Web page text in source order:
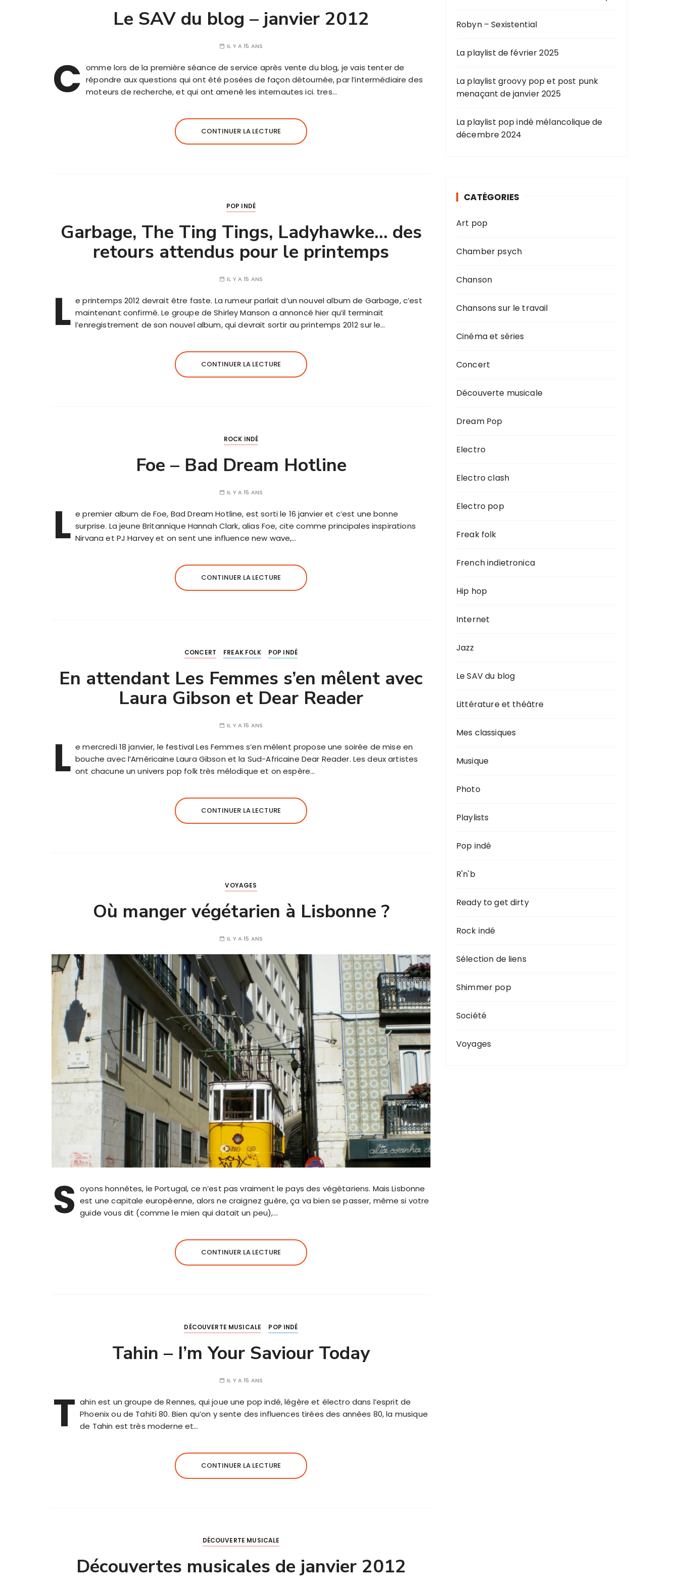
Le SAV du blog – janvier 2012
IL Y A 15 ANS
C omme lors de la première séance de service après vente du blog, je vais tenter de
répondre aux questions qui ont été posées de façon détournée, par l’intermédiaire des
moteurs de recherche, et qui ont amené les internautes ici. tres…
CONTINUER LA LECTURE
POP INDÉ
Garbage, The Ting Tings, Ladyhawke… des
retours attendus pour le printemps
IL Y A 15 ANS
L e printemps 2012 devrait être faste. La rumeur parlait d’un nouvel album de Garbage, c’est
maintenant confirmé. Le groupe de Shirley Manson a annoncé hier qu’il terminait
l’enregistrement de son nouvel album, qui devrait sortir au printemps 2012 sur le…
CONTINUER LA LECTURE
ROCK INDÉ
Foe – Bad Dream Hotline
IL Y A 15 ANS
L e premier album de Foe, Bad Dream Hotline, est sorti le 16 janvier et c’est une bonne
surprise. La jeune Britannique Hannah Clark, alias Foe, cite comme principales inspirations
Nirvana et PJ Harvey et on sent une influence new wave,…
CONTINUER LA LECTURE
CONCERT FREAK FOLK POP INDÉ
En attendant Les Femmes s’en mêlent avec
Laura Gibson et Dear Reader
IL Y A 15 ANS
L e mercredi 18 janvier, le festival Les Femmes s’en mêlent propose une soirée de mise en
bouche avec l’Américaine Laura Gibson et la Sud-Africaine Dear Reader. Les deux artistes
ont chacune un univers pop folk très mélodique et on espère…
CONTINUER LA LECTURE
VOYAGES
Où manger végétarien à Lisbonne ?
IL Y A 15 ANS
S oyons honnêtes, le Portugal, ce n’est pas vraiment le pays des végétariens. Mais Lisbonne
est une capitale européenne, alors ne craignez guère, ça va bien se passer, même si votre
guide vous dit (comme le mien qui datait un peu),…
CONTINUER LA LECTURE
DÉCOUVERTE MUSICALE POP INDÉ
Tahin – I’m Your Saviour Today
IL Y A 15 ANS
T ahin est un groupe de Rennes, qui joue une pop indé, légère et électro dans l’esprit de
Phoenix ou de Tahiti 80. Bien qu’on y sente des influences tirées des années 80, la musique
de Tahin est très moderne et…
CONTINUER LA LECTURE
DÉCOUVERTE MUSICALE
Découvertes musicales de janvier 2012
Robyn – Sexistential
La playlist de février 2025
La playlist groovy pop et post punk
menaçant de janvier 2025
La playlist pop indé mélancolique de
décembre 2024
CATÉGORIES
Art pop
Chamber psych
Chanson
Chansons sur le travail
Cinéma et séries
Concert
Découverte musicale
Dream Pop
Electro
Electro clash
Electro pop
Freak folk
French indietronica
Hip hop
Internet
Jazz
Le SAV du blog
Littérature et théâtre
Mes classiques
Musique
Photo
Playlists
Pop indé
R'n'b
Ready to get dirty
Rock indé
Sélection de liens
Shimmer pop
Société
Voyages